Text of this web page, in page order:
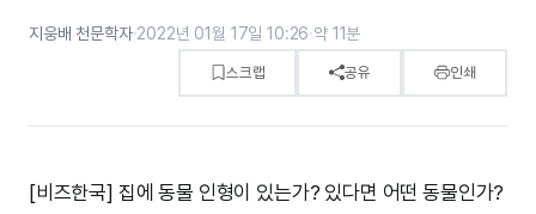
지웅배 천문학자·2022년 01월 17일 10:26·약 11분
스크랩 공유 인쇄
[비즈한국] 집에 동물 인형이 있는가? 있다면 어떤 동물인가?